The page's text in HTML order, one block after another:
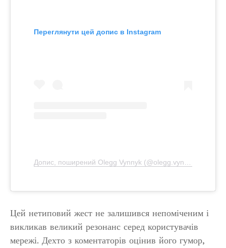
Переглянути цей допис в Instagram
Допис, поширений Olegg Vynnyk (@olegg.vynnyk.original)
Цей нетиповий жест не залишився непоміченим і
викликав великий резонанс серед користувачів
мережі. Дехто з коментаторів оцінив його гумор,